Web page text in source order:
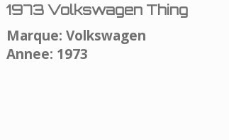
1973 Volkswagen Thing
Marque: Volkswagen
Annee: 1973